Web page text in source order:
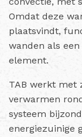
Omdat deze
plaatsvindt,
wanden als
element.
TAB werkt met
verwarmen
systeem
energiezuinige